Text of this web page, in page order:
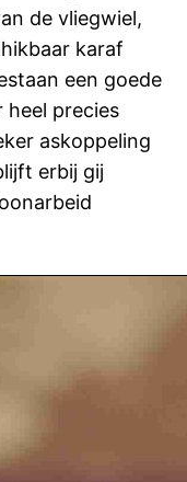
de vliegwiel,
karaf
een goede
heel precies
askoppeling
erbij gij